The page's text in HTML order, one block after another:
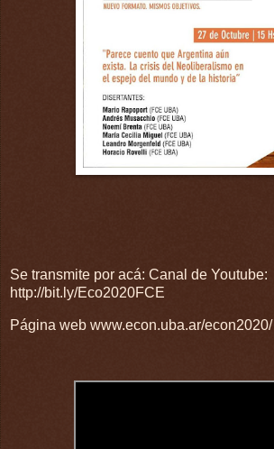
Se transmite por acá: Canal de Youtube:
http://bit.ly/Eco2020FCE
Página web www.econ.uba.ar/econ2020/